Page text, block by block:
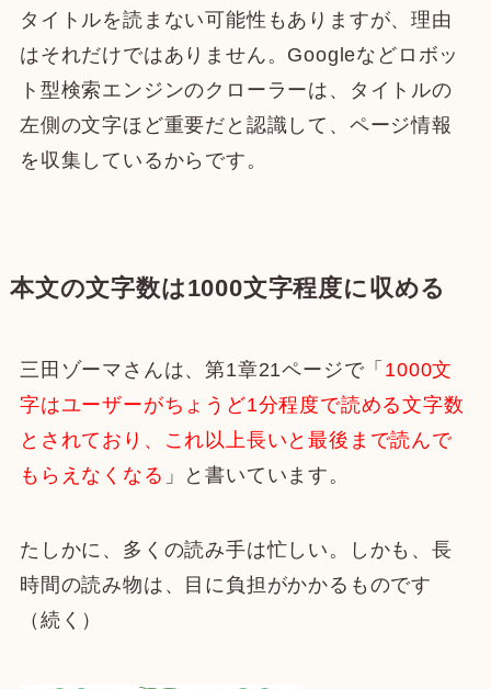
タイトルを読まない可能性もありますが、理由
はそれだけではありません。Googleなどロボッ
ト型検索エンジンのクローラーは、タイトルの
左側の文字ほど重要だと認識して、ページ情報
を収集しているからです。
本文の文字数は1000文字程度に収める
三田ゾーマさんは、第1章21ページで「 1000文
字はユーザーがちょうど1分程度で読める文字数
とされており、これ以上長いと最後まで読んで
もらえなくなる 」と書いています。
たしかに、多くの読み手は忙しい。しかも、長
時間の読み物は、目に負担がかかるものです
（続く）